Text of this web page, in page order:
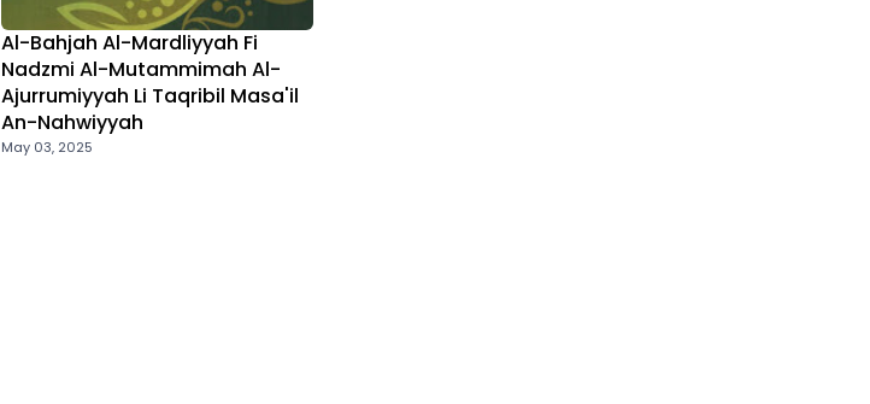
Al-Bahjah Al-Mardliyyah Fi
Nadzmi Al-Mutammimah Al-
Ajurrumiyyah Li Taqribil Masa'il
An-Nahwiyyah
May 03, 2025